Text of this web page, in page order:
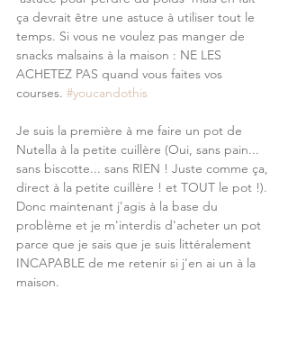
ça devrait être une astuce à utiliser tout le
temps. Si vous ne voulez pas manger de
snacks malsains à la maison : NE LES
ACHETEZ PAS quand vous faites vos
courses. #youcandothis
Je suis la première à me faire un pot de
Nutella à la petite cuillère (Oui, sans pain...
sans biscotte... sans RIEN ! Juste comme ça,
direct à la petite cuillère ! et TOUT le pot !).
Donc maintenant j'agis à la base du
problème et je m'interdis d'acheter un pot
parce que je sais que je suis littéralement
INCAPABLE de me retenir si j'en ai un à la
maison.